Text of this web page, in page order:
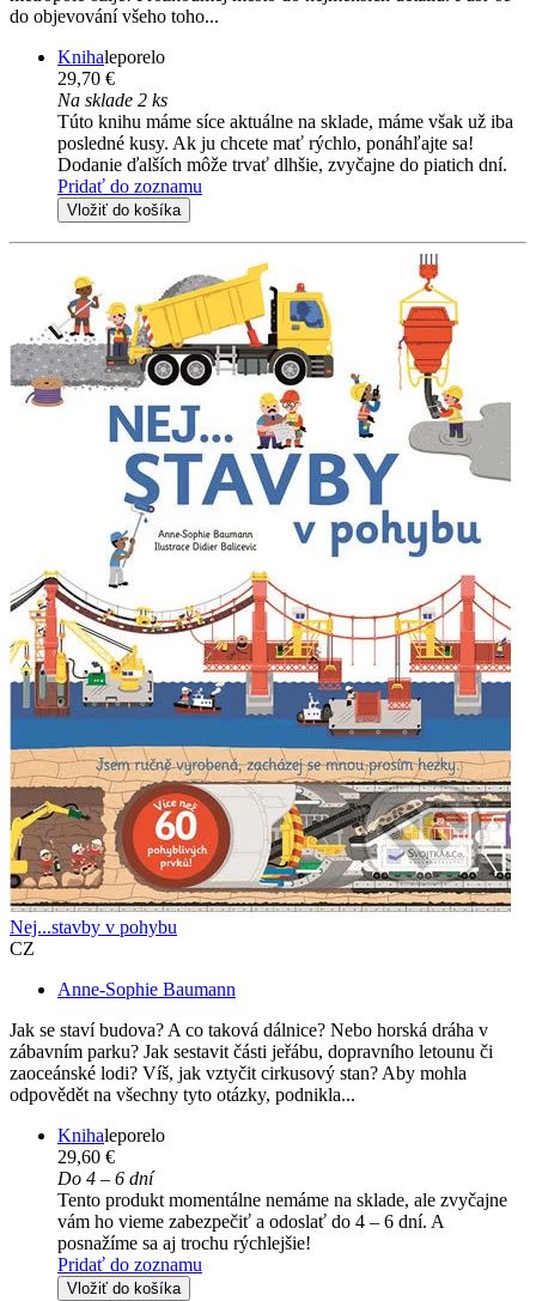
do objevování všeho toho...
Knihaleporelo
29,70 €
Na sklade 2 ks
Túto knihu máme síce aktuálne na sklade, máme však už iba
posledné kusy. Ak ju chcete mať rýchlo, ponáhľajte sa!
Dodanie ďalších môže trvať dlhšie, zvyčajne do piatich dní.
Pridať do zoznamu
Vložiť do košíka
Nej...stavby v pohybu
CZ
Anne-Sophie Baumann
Jak se staví budova? A co taková dálnice? Nebo horská dráha v
zábavním parku? Jak sestavit části jeřábu, dopravního letounu či
zaoceánské lodi? Víš, jak vztyčit cirkusový stan? Aby mohla
odpovědět na všechny tyto otázky, podnikla...
Knihaleporelo
29,60 €
Do 4 – 6 dní
Tento produkt momentálne nemáme na sklade, ale zvyčajne
vám ho vieme zabezpečiť a odoslať do 4 – 6 dní. A
posnažíme sa aj trochu rýchlejšie!
Pridať do zoznamu
Vložiť do košíka